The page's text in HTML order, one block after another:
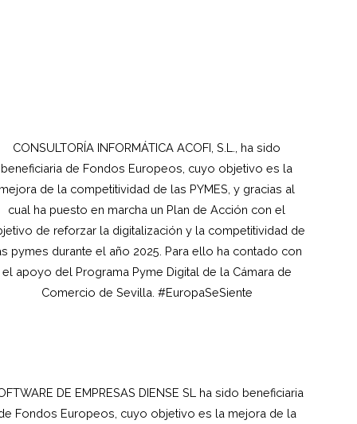
CONSULTORÍA INFORMÁTICA ACOFI, S.L., ha sido
beneficiaria de Fondos Europeos, cuyo objetivo es la
de la competitividad de las PYMES, y gracias al
cual ha puesto en marcha un Plan de Acción con el
de reforzar la digitalización y la competitividad de
pymes durante el año 2025. Para ello ha contado con
el apoyo del Programa Pyme Digital de la Cámara de
Comercio de Sevilla. #EuropaSeSiente
DE EMPRESAS DIENSE SL ha sido beneficiaria
Fondos Europeos, cuyo objetivo es la mejora de la